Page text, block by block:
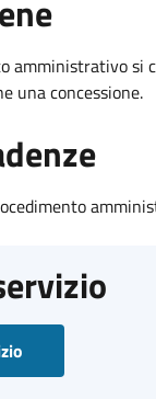
amministrativo si
una concessione.